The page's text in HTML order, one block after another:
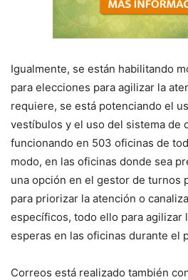
Igualmente, se están habilitando
para elecciones para agilizar la
requiere, se está potenciando el
vestíbulos y el uso del sistema de
funcionando en 503 oficinas de
modo, en las oficinas donde sea
una opción en el gestor de turnos
para priorizar la atención o
específicos, todo ello para agilizar
esperas en las oficinas durante el
Correos está realizado también